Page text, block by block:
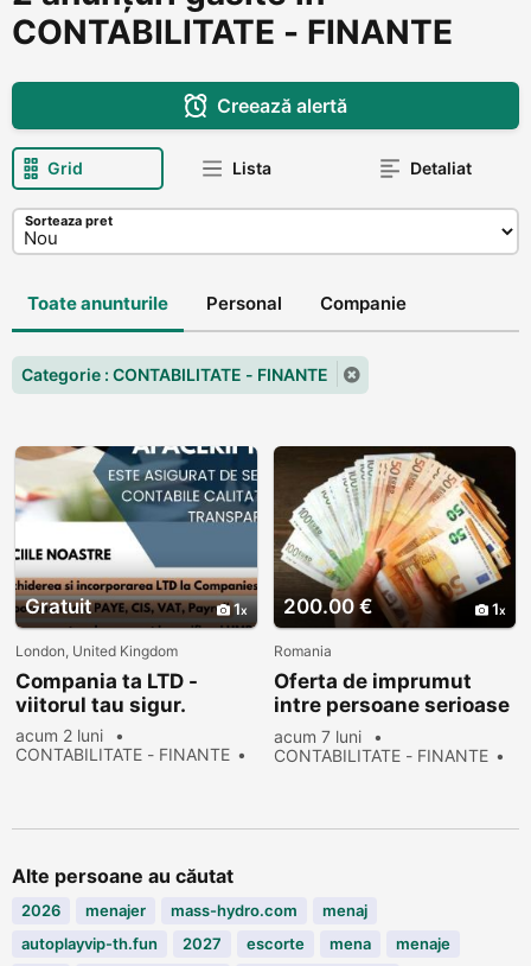
CONTABILITATE - FINANTE
Creează alertă
Grid Lista Detaliat
Sorteaza pret
Toate anunturile Personal Companie
Categorie : CONTABILITATE - FINANTE
Gratuit 1
London, United Kingdom
Compania ta LTD -
viitorul tau sigur.
acum 2 luni
CONTABILITATE - FINANTE
200.00 € 1
Romania
Oferta de imprumut
intre persoane serioase
in 2 de ore
acum 7 luni
CONTABILITATE - FINANTE
Alte persoane au căutat
2026 menajer mass-hydro.com
menaj
autoplayvip-th.fun
2027 escorte mena
menaje